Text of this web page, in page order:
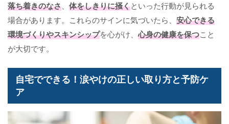
落ち着きのなさ、 体をしきりに掻くといった行動が見られる
場合があります。これらのサインに気づいたら、 安心できる
環境づくりやスキンシップを心がけ、心身の健康を保つこと
が大切です。
自宅でできる！涙やけの正しい取り方と予防ケ
ア